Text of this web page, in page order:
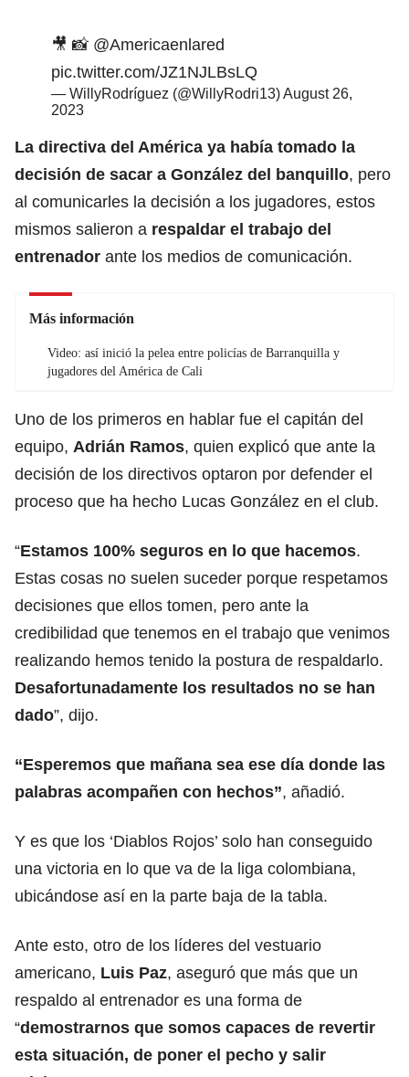
🎥 📸 @Americaenlared
pic.twitter.com/JZ1NJLBsLQ
— WillyRodríguez (@WillyRodri13)August 26,
2023
La directiva del América ya había tomado la
decisión de sacar a González del banquillo, pero
al comunicarles la decisión a los jugadores, estos
mismos salieron a respaldar el trabajo del
entrenador ante los medios de comunicación.
Más información
Video: así inició la pelea entre policías de Barranquilla y
jugadores del América de Cali
Uno de los primeros en hablar fue el capitán del
equipo, Adrián Ramos, quien explicó que ante la
decisión de los directivos optaron por defender el
proceso que ha hecho Lucas González en el club.
“Estamos 100% seguros en lo que hacemos.
Estas cosas no suelen suceder porque respetamos
decisiones que ellos tomen, pero ante la
credibilidad que tenemos en el trabajo que venimos
realizando hemos tenido la postura de respaldarlo.
Desafortunadamente los resultados no se han
dado”, dijo.
“Esperemos que mañana sea ese día donde las
palabras acompañen con hechos”, añadió.
Y es que los ‘Diablos Rojos’ solo han conseguido
una victoria en lo que va de la liga colombiana,
ubicándose así en la parte baja de la tabla.
Ante esto, otro de los líderes del vestuario
americano, Luis Paz, aseguró que más que un
respaldo al entrenador es una forma de
“demostrarnos que somos capaces de revertir
esta situación, de poner el pecho y salir